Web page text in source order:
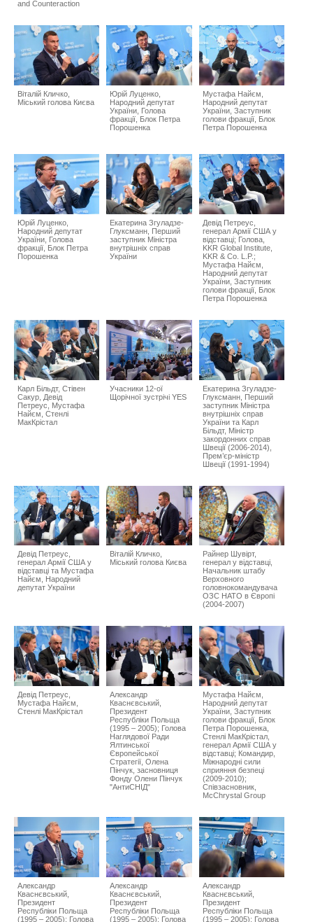
and Counteraction
Віталій Кличко,
Міський голова Києва
Юрій Луценко,
Народний депутат
України, Голова
фракції, Блок Петра
Порошенка
Мустафа Найєм,
Народний депутат
України, Заступник
голови фракції, Блок
Петра Порошенка
Юрій Луценко,
Народний депутат
України, Голова
фракції, Блок Петра
Порошенка
Екатерина Згуладзе-
Глуксманн, Перший
заступник Міністра
внутрішніх справ
України
Девід Петреус,
генерал Армії США у
відставці; Голова,
KKR Global Institute,
KKR & Co. L.P.;
Мустафа Найєм,
Народний депутат
України, Заступник
голови фракції, Блок
Петра Порошенка
Карл Більдт, Стівен
Сакур, Девід
Петреус, Мустафа
Найєм, Стенлі
МакКрістал
Учасники 12-ої
Щорічної зустрічі YES
Екатерина Згуладзе-
Глуксманн, Перший
заступник Міністра
внутрішніх справ
України та Карл
Більдт, Міністр
закордонних справ
Швеції (2006-2014),
Прем’єр-міністр
Швеції (1991-1994)
Девід Петреус,
генерал Армії США у
відставці та Мустафа
Найєм, Народний
депутат України
Віталій Кличко,
Міський голова Києва
Райнер Шувірт,
генерал у відставці,
Начальник штабу
Верховного
головнокомандувача
ОЗС НАТО в Європі
(2004-2007)
Девід Петреус,
Мустафа Найєм,
Стенлі МакКрістал
Александр
Кваснєвський,
Президент
Республіки Польща
(1995 – 2005); Голова
Наглядової Ради
Ялтинської
Європейської
Стратегії, Олена
Пінчук, засновниця
Фонду Олени Пінчук
"АнтиСНІД"
Мустафа Найєм,
Народний депутат
України, Заступник
голови фракції, Блок
Петра Порошенка,
Стенлі МакКрістал,
генерал Армії США у
відставці; Командир,
Міжнародні сили
сприяння безпеці
(2009-2010);
Співзасновник,
McChrystal Group
Александр
Кваснєвський,
Президент
Республіки Польща
(1995 – 2005); Голова
Александр
Кваснєвський,
Президент
Республіки Польща
(1995 – 2005); Голова
Александр
Кваснєвський,
Президент
Республіки Польща
(1995 – 2005); Голова